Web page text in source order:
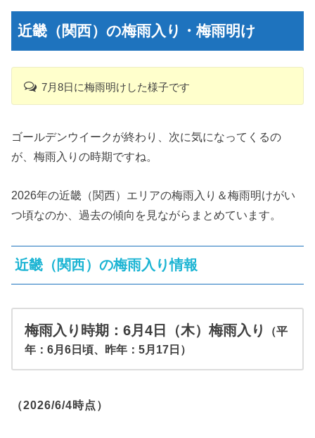
近畿（関西）の梅雨入り・梅雨明け
7月8日に梅雨明けした様子です
ゴールデンウイークが終わり、次に気になってくるの
が、梅雨入りの時期ですね。
2026年の近畿（関西）エリアの梅雨入り＆梅雨明けがい
つ頃なのか、過去の傾向を見ながらまとめています。
近畿（関西）の梅雨入り情報
梅雨入り時期：6月4日（木）梅雨入り
（平
年：6月6日頃、昨年：5月17日）
（2026/6/4時点）